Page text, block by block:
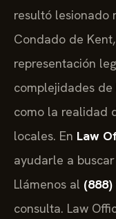
resultó lesionado
Condado de
representación
complejidades
como la realidad
locales. En Law
ayudarle a
Llámenos al
consulta. Law